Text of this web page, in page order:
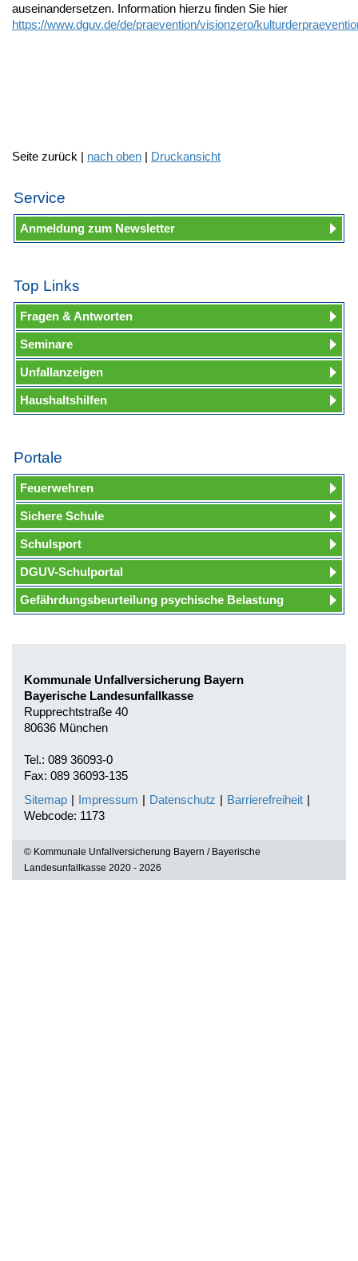
auseinandersetzen. Information hierzu finden Sie hier
https://www.dguv.de/de/praevention/visionzero/
Seite zurück | nach oben | Druckansicht
Service
Anmeldung zum Newsletter
Top Links
Fragen & Antworten
Seminare
Unfallanzeigen
Haushaltshilfen
Portale
Feuerwehren
Sichere Schule
Schulsport
DGUV-Schulportal
Gefährdungsbeurteilung psychische Belastung
Kommunale Unfallversicherung Bayern
Bayerische Landesunfallkasse
Rupprechtstraße 40
80636 München
Tel.: 089 36093-0
Fax: 089 36093-135
Sitemap | Impressum | Datenschutz | Barrierefreiheit |
Webcode: 1173
© Kommunale Unfallversicherung Bayern / Bayerische
Landesunfallkasse 2020 - 2026